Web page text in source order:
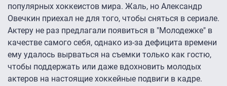
популярных хоккеистов мира. Жаль, но Александр
Овечкин приехал не для того, чтобы сняться в сериале.
Актеру не раз предлагали появиться в "Молодежке" в
качестве самого себя, однако из-за дефицита времени
ему удалось вырваться на съемки только как гостю,
чтобы поддержать или даже вдохновить молодых
актеров на настоящие хоккейные подвиги в кадре.